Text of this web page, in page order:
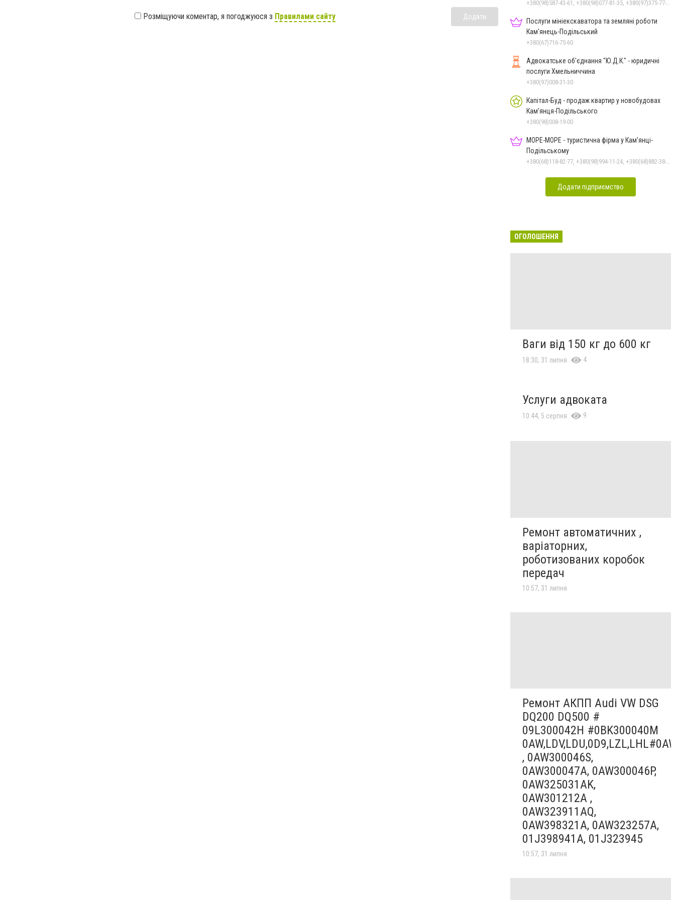
Розміщуючи коментар, я погоджуюся з Правилами сайту Додати
+380(98)587-43-61, +380(98)077-81-35, +380(97)375-77-72, +380(97)982-31-07
Послуги мініекскаватора та земляні роботи
Кам'янець-Подільський
+380(67)716-75-60
Адвокатське об'єднання "Ю.Д.К." - юридичні
послуги Хмельниччина
+380(97)008-31-30
Капітал-Буд - продаж квартир у новобудовах
Кам’янця-Подільського
+380(98)008-19-00
МОРЕ-МОРЕ - туристична фірма у Кам’янці-
Подільському
+380(68)118-82-77, +380(98)994-11-24, +380(68)882-38-28
Додати підприємство
ОГОЛОШЕННЯ
Ваги від 150 кг до 600 кг
18:30, 31 липня 4
Услуги адвоката
10:44, 5 серпня 9
Ремонт автоматичних ,
варіаторних,
роботизованих коробок
передач
10:57, 31 липня
Ремонт АКПП Audi VW DSG
DQ200 DQ500 #
09L300042H #0BK300040M
, 0AW300046S,
0AW300047A, 0AW300046P,
0AW325031AK,
0AW301212A ,
0AW323911AQ,
0AW398321A, 0AW323257A,
01J398941A, 01J323945
10:57, 31 липня